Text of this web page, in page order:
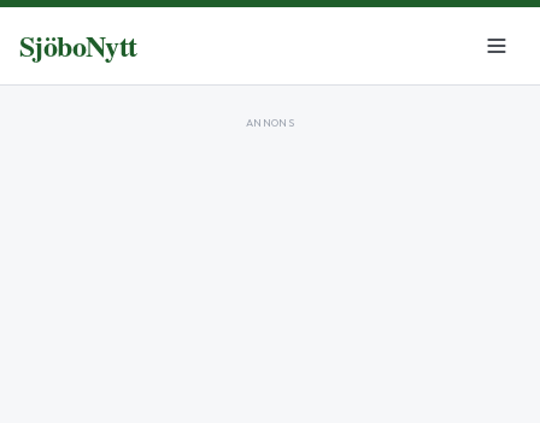
SjöboNytt
ANNONS